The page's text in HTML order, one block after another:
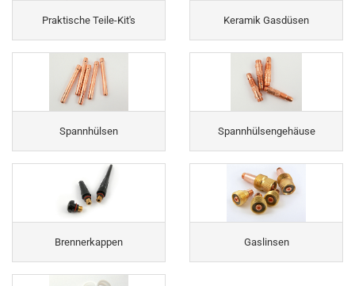
Praktische Teile-Kit's Keramik Gasdüsen
Spannhülsen Spannhülsengehäuse
Brennerkappen Gaslinsen